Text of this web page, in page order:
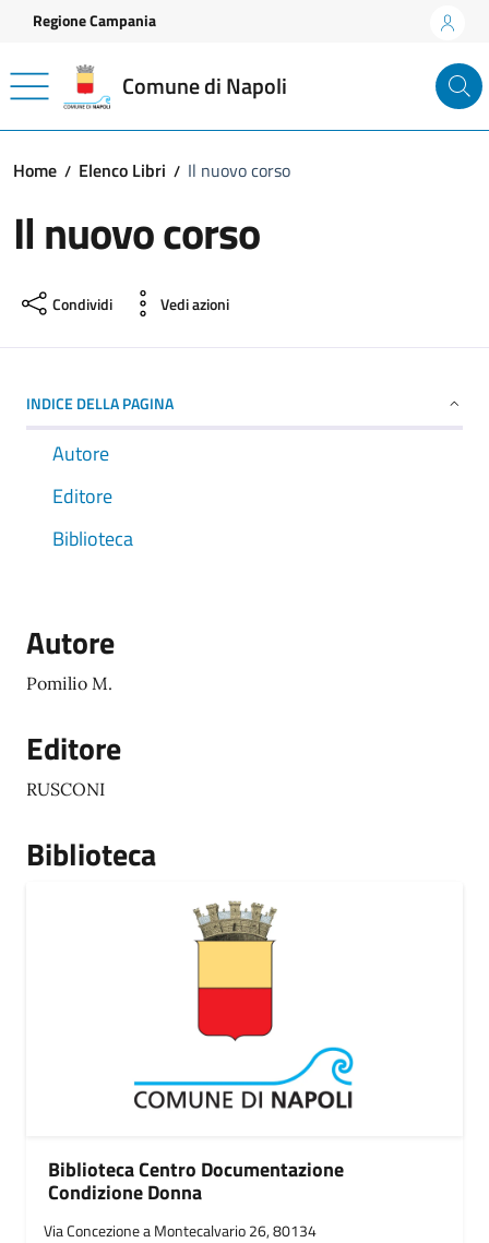
Vai ai contenuti
Vai al footer
Regione Campania
Comune di Napoli
Home Elenco Libri Il nuovo corso
Il nuovo corso
Condividi Vedi azioni
INDICE DELLA PAGINA
Autore
Editore
Biblioteca
Autore
Pomilio M.
Editore
RUSCONI
Biblioteca
Biblioteca Centro Documentazione
Condizione Donna
Via Concezione a Montecalvario 26, 80134